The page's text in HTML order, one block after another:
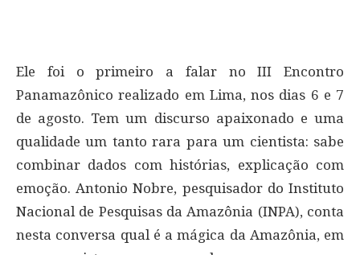
Ele foi o primeiro a falar no III Encontro
Panamazônico realizado em Lima, nos dias 6 e 7
de agosto. Tem um discurso apaixonado e uma
qualidade um tanto rara para um cientista: sabe
combinar dados com histórias, explicação com
emoção. Antonio Nobre, pesquisador do Instituto
Nacional de Pesquisas da Amazônia (INPA), conta
nesta conversa qual é a mágica da Amazônia, em